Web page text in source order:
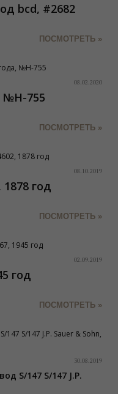
bcd, #2682
ПОСМОТРЕТЬ »
08.02.2020
№Н-755
ПОСМОТРЕТЬ »
08.10.2019
год
ПОСМОТРЕТЬ »
02.09.2019
год
ПОСМОТРЕТЬ »
30.08.2019
S/147 S/147 J.P.